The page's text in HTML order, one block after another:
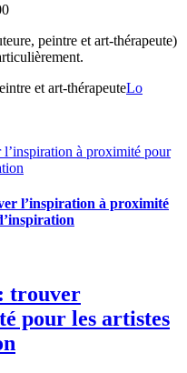
peintre et art-thérapeute)
et art-thérapeuteLo
à proximité pour
l’inspiration à proximité
trouver
pour les artistes